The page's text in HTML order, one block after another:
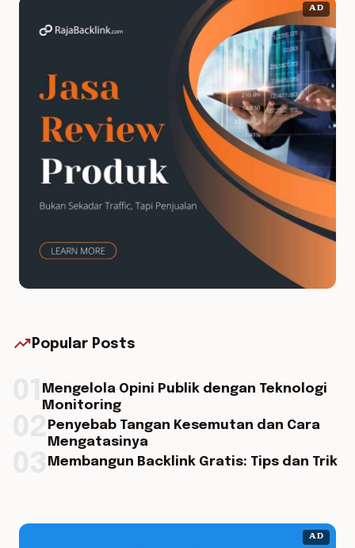
AD
trending_up Popular Posts
Mengelola Opini Publik dengan Teknologi
Monitoring
Penyebab Tangan Kesemutan dan Cara
Mengatasinya
Membangun Backlink Gratis: Tips dan Trik
AD